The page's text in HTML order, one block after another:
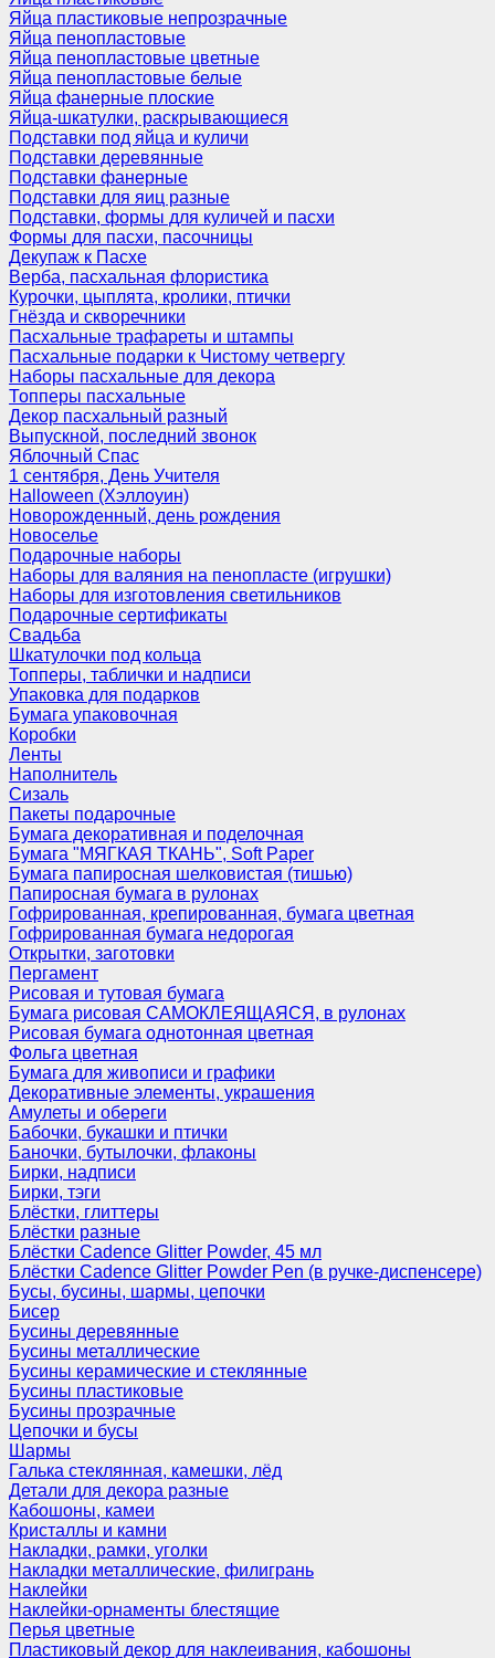
Яйца пластиковые непрозрачные
Яйца пенопластовые
Яйца пенопластовые цветные
Яйца пенопластовые белые
Яйца фанерные плоские
Яйца-шкатулки, раскрывающиеся
Подставки под яйца и куличи
Подставки деревянные
Подставки фанерные
Подставки для яиц разные
Подставки, формы для куличей и пасхи
Формы для пасхи, пасочницы
Декупаж к Пасхе
Верба, пасхальная флористика
Курочки, цыплята, кролики, птички
Гнёзда и скворечники
Пасхальные трафареты и штампы
Пасхальные подарки к Чистому четвергу
Наборы пасхальные для декора
Топперы пасхальные
Декор пасхальный разный
Выпускной, последний звонок
Яблочный Спас
1 сентября, День Учителя
Halloween (Хэллоуин)
Новорожденный, день рождения
Новоселье
Подарочные наборы
Наборы для валяния на пенопласте (игрушки)
Наборы для изготовления светильников
Подарочные сертификаты
Свадьба
Шкатулочки под кольца
Топперы, таблички и надписи
Упаковка для подарков
Бумага упаковочная
Коробки
Ленты
Наполнитель
Сизаль
Пакеты подарочные
Бумага декоративная и поделочная
Бумага "МЯГКАЯ ТКАНЬ", Soft Paper
Бумага папиросная шелковистая (тишью)
Папиросная бумага в рулонах
Гофрированная, крепированная, бумага цветная
Гофрированная бумага недорогая
Открытки, заготовки
Пергамент
Рисовая и тутовая бумага
Бумага рисовая САМОКЛЕЯЩАЯСЯ, в рулонах
Рисовая бумага однотонная цветная
Фольга цветная
Бумага для живописи и графики
Декоративные элементы, украшения
Амулеты и обереги
Бабочки, букашки и птички
Баночки, бутылочки, флаконы
Бирки, надписи
Бирки, тэги
Блёстки, глиттеры
Блёстки разные
Блёстки Cadence Glitter Powder, 45 мл
Блёстки Cadence Glitter Powder Pen (в ручке-диспенсере)
Бусы, бусины, шармы, цепочки
Бисер
Бусины деревянные
Бусины металлические
Бусины керамические и стеклянные
Бусины пластиковые
Бусины прозрачные
Цепочки и бусы
Шармы
Галька стеклянная, камешки, лёд
Детали для декора разные
Кабошоны, камеи
Кристаллы и камни
Накладки, рамки, уголки
Накладки металлические, филигрань
Наклейки
Наклейки-орнаменты блестящие
Перья цветные
Пластиковый декор для наклеивания, кабошоны